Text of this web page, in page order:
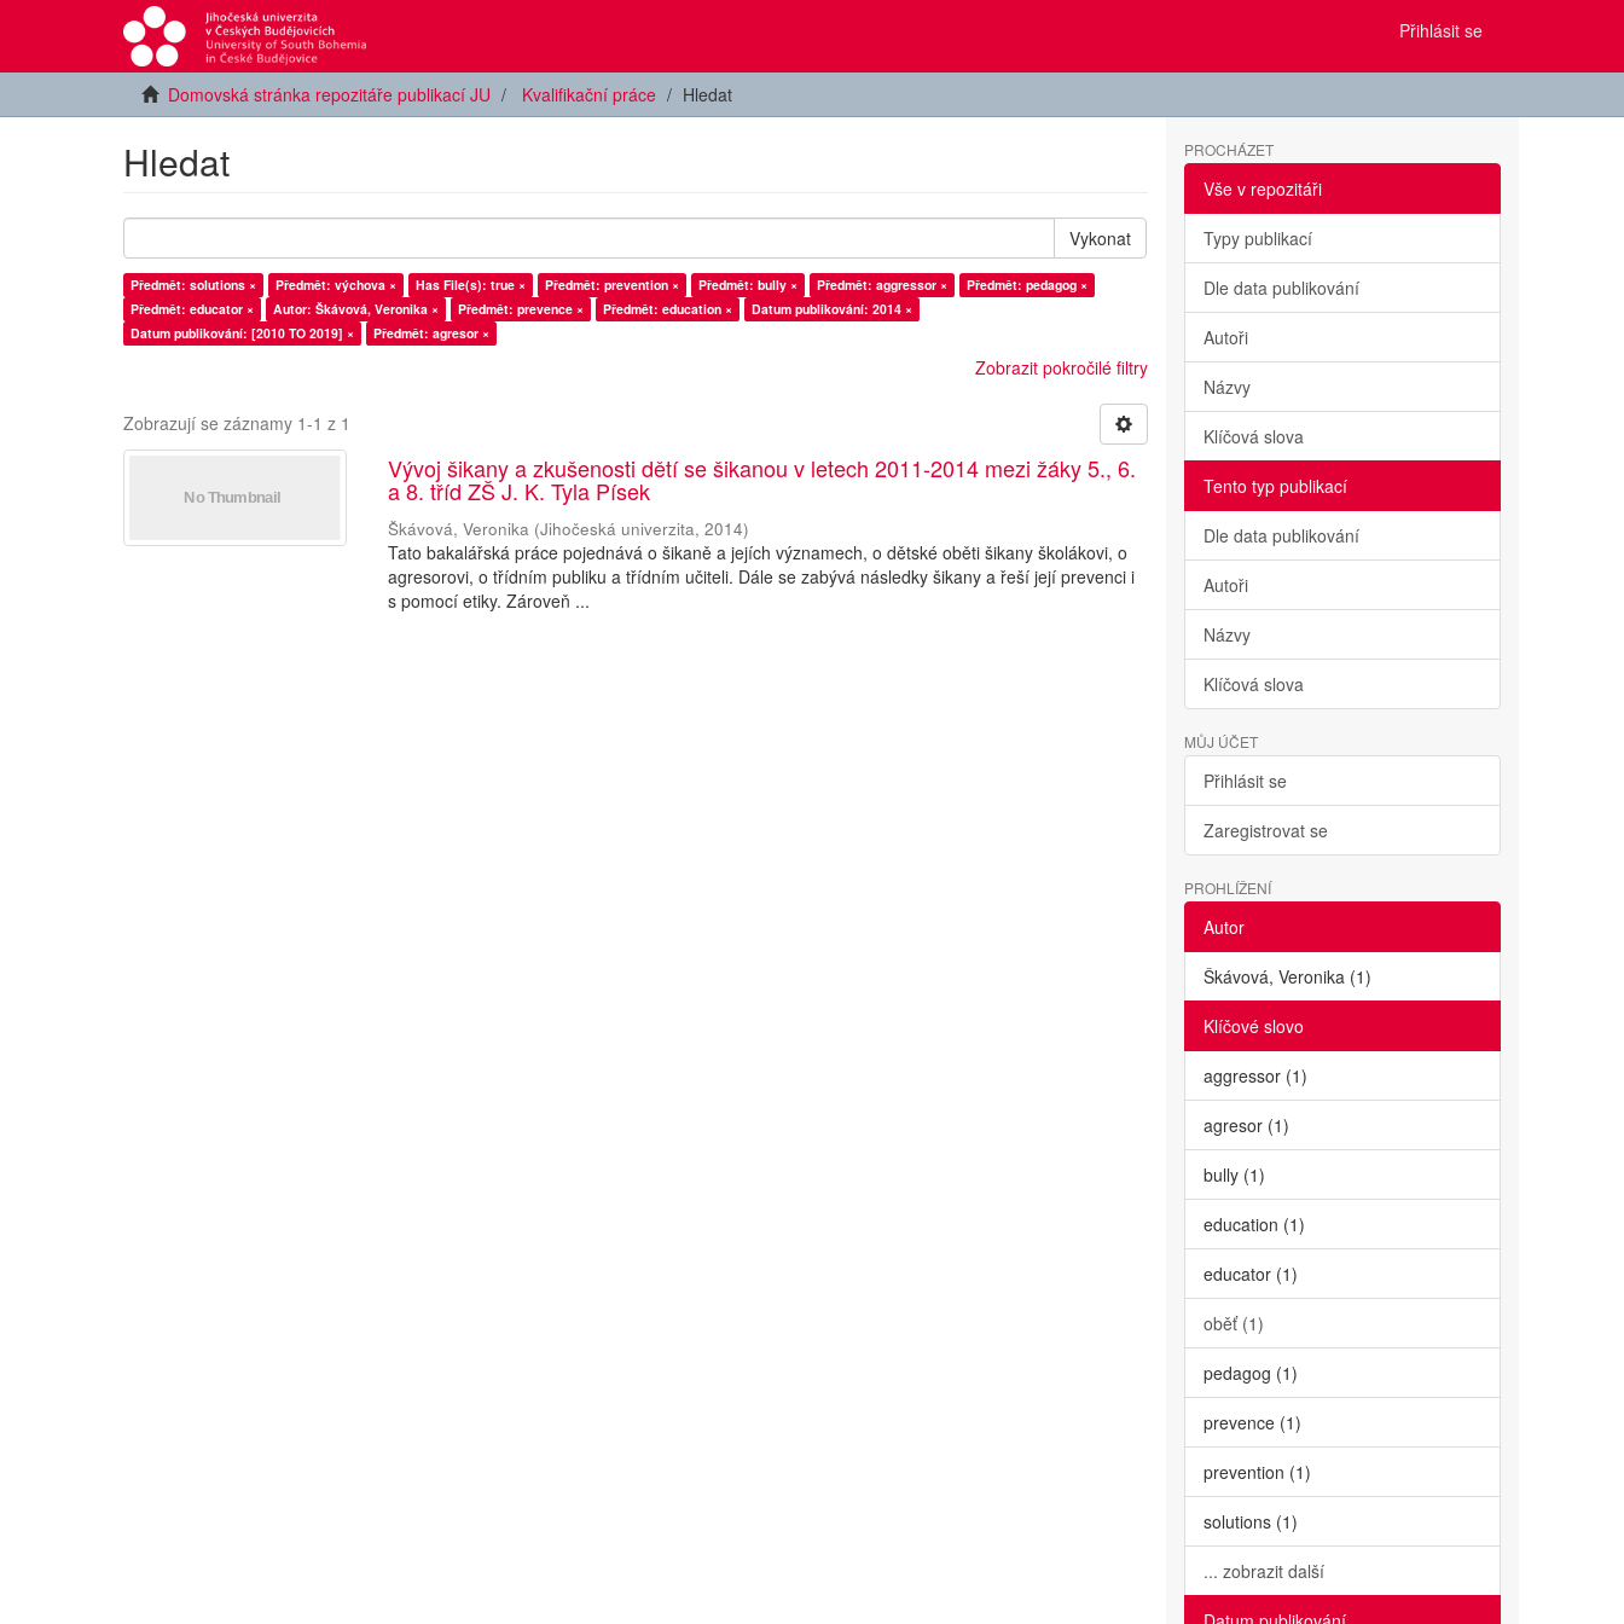
Přihlásit se
Domovská stránka repozitáře publikací JU Kvalifikační práce Hledat
Hledat
Vykonat
Předmět: solutions × Předmět: výchova × Has File(s): true × Předmět: prevention × Předmět: bully × Předmět: aggressor ×
Předmět: pedagog ×
Předmět: educator ×
Autor: Škávová, Veronika × Předmět: prevence × Předmět: education ×
Datum publikování: 2014 ×
Datum publikování: [2010 TO 2019] ×
Předmět: agresor ×
Zobrazit pokročilé filtry
Zobrazují se záznamy 1-1 z 1
Vývoj šikany a zkušenosti dětí se šikanou v letech 2011-2014 mezi žáky 5., 6.
a 8. tříd ZŠ J. K. Tyla Písek
Škávová, Veronika (Jihočeská univerzita,2014)
Tato bakalářská práce pojednává o šikaně a jejích významech, o dětské oběti šikany školákovi, o
agresorovi, o třídním publiku a třídním učiteli. Dále se zabývá následky šikany a řeší její prevenci i
s pomocí etiky. Zároveň ...
PROCHÁZET
Vše v repozitáři
Typy publikací
Dle data publikování
Autoři
Názvy
Klíčová slova
Tento typ publikací
Dle data publikování
Autoři
Názvy
Klíčová slova
MŮJ ÚČET
Přihlásit se
Zaregistrovat se
PROHLÍŽENÍ
Autor
Škávová, Veronika (1)
Klíčové slovo
aggressor (1)
agresor (1)
bully (1)
education (1)
educator (1)
oběť (1)
pedagog (1)
prevence (1)
prevention (1)
solutions (1)
... zobrazit další